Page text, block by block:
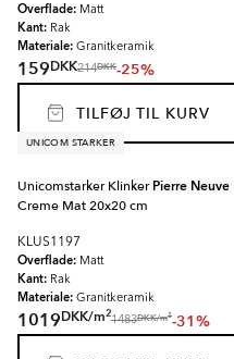
Overflade: Matt
Kant: Rak
Materiale: Granitkeramik
159DKK214DKK-25%
TILFØJ TIL KURV
UNICOM STARKER
Unicomstarker KlinkerPierre Neuve
Creme Mat 20x20 cm
KLUS1197
Overflade: Matt
Kant: Rak
Materiale: Granitkeramik
1019DKK/m2
1483DKK/m2-31%